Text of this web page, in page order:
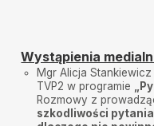
Wystąpienia
Mgr Alicja
TVP2 w programie
Rozmowy z
szkodliwości